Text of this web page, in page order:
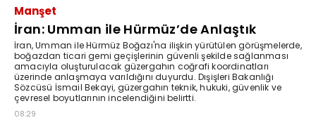
Manşet
İran: Umman ile Hürmüz’de Anlaştık
İran, Umman ile Hürmüz Boğazı'na ilişkin yürütülen görüşmelerde,
boğazdan ticari gemi geçişlerinin güvenli şekilde sağlanması
amacıyla oluşturulacak güzergahın coğrafi koordinatları
üzerinde anlaşmaya varıldığını duyurdu. Dışişleri Bakanlığı
Sözcüsü İsmail Bekayi, güzergahın teknik, hukuki, güvenlik ve
çevresel boyutlarının incelendiğini belirtti.
08:29